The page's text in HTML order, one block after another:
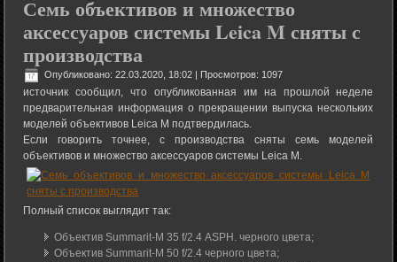
Семь объективов и множество
аксессуаров системы Leica M сняты с
производства
Опубликовано: 22.03.2020, 18:02 | Просмотров: 1097
источник сообщил, что опубликованная им на прошлой неделе
предварительная информация о прекращении выпуска нескольких
моделей объективов Leica M подтвердилась.
Если говорить точнее, с производства сняты семь моделей
объективов и множество аксессуаров системы Leica M.
Полный список выглядит так:
Объектив Summarit-M 35 f/2.4 ASPH. черного цвета;
Объектив Summarit-M 50 f/2.4 черного цвета;